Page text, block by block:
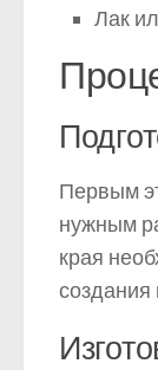
Лак
Первым
нужным
края
создания